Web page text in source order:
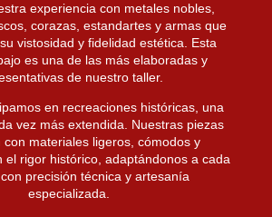
experiencia con metales nobles,
corazas, estandartes y armas que
vistosidad y fidelidad estética. Esta
es una de las más elaboradas y
de nuestro taller.
en recreaciones históricas, una
vez más extendida. Nuestras piezas
con materiales ligeros, cómodos y
el rigor histórico, adaptándonos a cada
precisión técnica y artesanía
especializada.